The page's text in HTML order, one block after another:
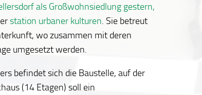
als Großwohnsiedlung gestern,
station urbaner kulturen. Sie betreut
wo zusammen mit deren
umgesetzt werden.
befindet sich die Baustelle, auf der
(14 Etagen) soll ein